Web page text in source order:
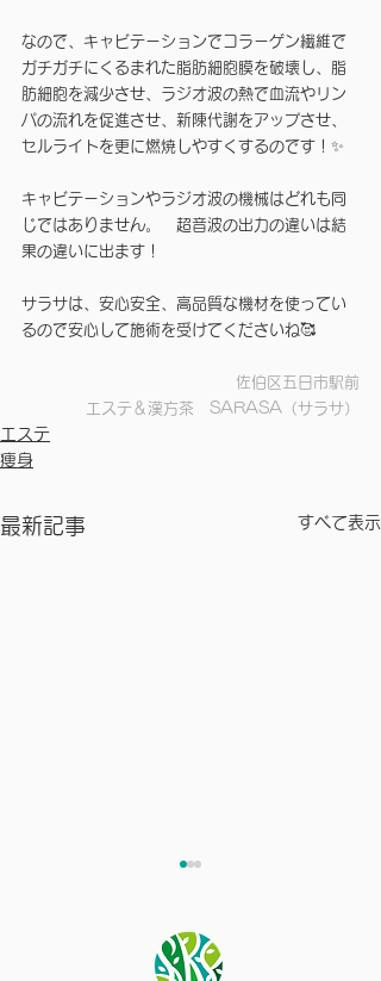
なので、キャビテーションでコラーゲン繊維で
ガチガチにくるまれた脂肪細胞膜を破壊し、脂
肪細胞を減少させ、ラジオ波の熱で血流やリン
パの流れを促進させ、新陳代謝をアップさせ、
セルライトを更に燃焼しやすくするのです！✨
キャビテーションやラジオ波の機械はどれも同
じではありません。　超音波の出力の違いは結
果の違いに出ます！
サラサは、安心安全、高品質な機材を使ってい
るので安心して施術を受けてくださいね🥰
佐伯区五日市駅前
エステ＆漢方茶　SARASA（サラサ）
エステ
痩身
最新記事 すべて表示